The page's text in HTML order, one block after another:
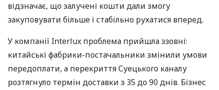
відзначає, що залучені кошти дали змогу
закуповувати більше і стабільно рухатися вперед.
У компанії Interlux проблема прийшла ззовні:
китайські фабрики-постачальники змінили умови
передоплати, а перекриття Суецького каналу
розтягнуло термін доставки з 35 до 90 днів. Бізнес